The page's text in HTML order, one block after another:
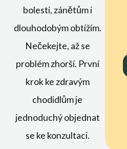
bolesti, zánětům i
dlouhodobým obtížím.
Nečekejte, až se
problém zhorší. První
krok ke zdravým
chodidlům je
jednoduchý objednat
se ke konzultaci.